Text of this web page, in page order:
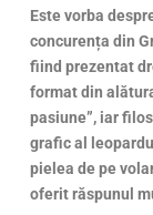
Este vorba
concurența din
fiind prezentat
format din
pasiune”, iar
grafic al
pielea de pe
oferit răspunul